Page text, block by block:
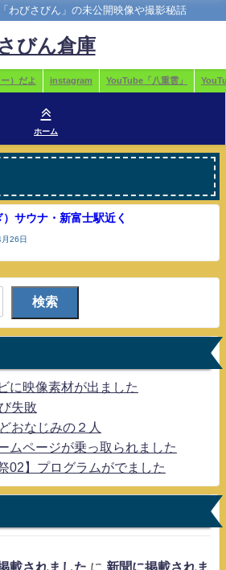
わびさびん」の未公開映像や撮影秘話
さびん倉庫
）だよ instagram YouTube「八重雲」
ホーム
）サウナ・新富士駅近く
26日
検索
に映像素材が出ました
失敗
おなじみの２人
ムページが乗っ取られました
02】プログラムがでました
載されました に 新聞に掲載されま